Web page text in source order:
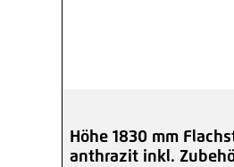
Höhe 1830 mm
anthrazit inkl.